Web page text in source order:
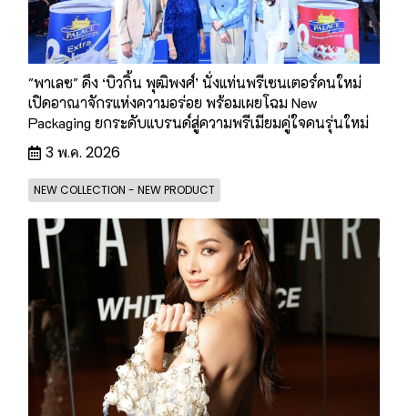
"พาเลซ" ดึง ‘บิวกิ้น พุฒิพงศ์’ นั่งแท่นพรีเซนเตอร์คนใหม่
เปิดอาณาจักรแห่งความอร่อย พร้อมเผยโฉม New
Packaging ยกระดับแบรนด์สู่ความพรีเมียมคู่ใจคนรุ่นใหม่
3 พ.ค. 2026
NEW COLLECTION - NEW PRODUCT